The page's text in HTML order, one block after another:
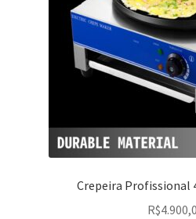
Crepeira Profissional
R$